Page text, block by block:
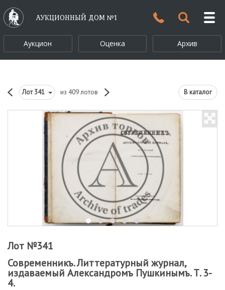
АУКЦИОННЫЙ ДОМ №1
Аукцион Оценка Архив
Лот341 из 409 лотов В каталог
Лот №341
Современникъ. Литтературный журнал,
издаваемый Александромъ Пушкинымъ. Т. 3-
4.